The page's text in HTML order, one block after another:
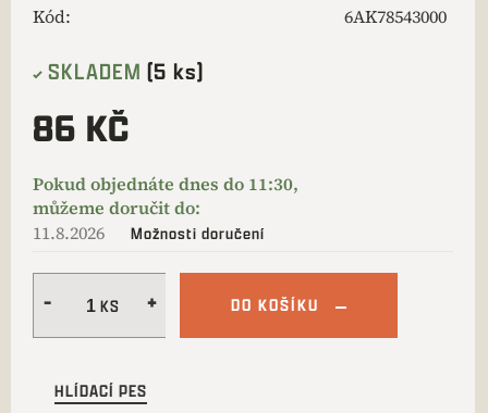
Kód:
6AK78543000
SKLADEM (5 ks)
86 KČ
11.8.2026 Možnosti doručení
DO KOŠÍKU
HLÍDACÍ PES